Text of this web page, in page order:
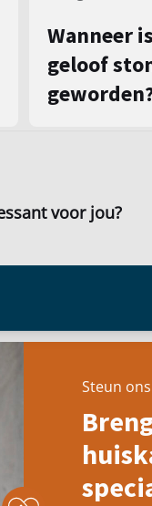
Wanneer
geloof
voor jou?
Steun